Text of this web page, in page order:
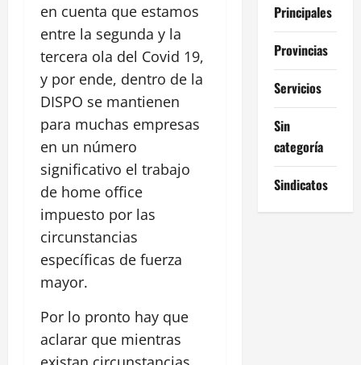
en cuenta que estamos
entre la segunda y la
tercera ola del Covid 19,
y por ende, dentro de la
DISPO se mantienen
para muchas empresas
en un número
significativo el trabajo
de home office
impuesto por las
circunstancias
específicas de fuerza
mayor.
Por lo pronto hay que
aclarar que mientras
Principales
Provincias
Servicios
Sin
categoría
Sindicatos